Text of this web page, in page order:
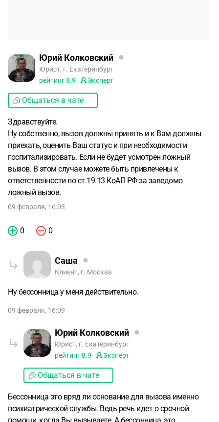
Юрий Колковский
Юрист, г. Екатеринбург
рейтинг8.9 Эксперт
Общаться в чате
Здравствуйте.
Ну собственно, вызов должны принять и к Вам должны
приехать, оценить Ваш статус и при необходимости
госпитализировать. Если не будет усмотрен ложный
вызов. В этом случае можете быть привлечены к
ответственности по ст.19.13 КоАП РФ за заведомо
ложный вызов.
09 февраля, 16:03
0 0
Саша
Клиент, г. Москва
Ну бессонница у меня действительно.
09 февраля, 16:09
Юрий Колковский
Юрист, г. Екатеринбург
рейтинг8.9 Эксперт
Общаться в чате
Бессонница это вряд ли основание для вызова именно
психиатрической службы. Ведь речь идет о срочной